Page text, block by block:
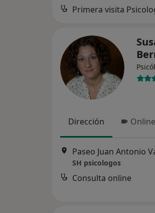
Primera visita
Dirección Online
SH psicologos
Consulta online